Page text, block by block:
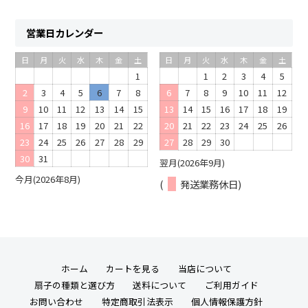
営業日カレンダー
今月(2026年8月)
日 月 火 水 木 金 土
1
2
3 4 5 6 7
8
9
10 11 12 13 14
15
16
17 18 19 20 21
22
23
24 25 26 27 28
29
30
31 翌月(2026年9月)
日 月 火 水 木 金 土
1 2 3 4
5
6
7 8 9 10 11
12
13
14 15 16 17 18
19
20
21 22 23 24 25
26
27
28 29 30
( 発送業務休日)
ホーム カートを見る
当店について
扇子の種類と選び方
送料について
ご利用ガイド
お問い合わせ
特定商取引法表示 個人情報保護方針